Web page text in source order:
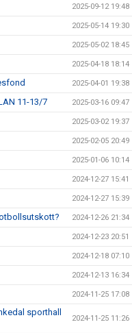
2025-09-12 19:48
2025-05-14 19:30
2025-05-02 18:45
2025-04-18 18:14
2025-04-01 19:38
11-13/7 2025-03-16 09:47
2025-03-02 19:37
2025-02-05 20:49
2025-01-06 10:14
2024-12-27 15:41
2024-12-27 15:39
2024-12-26 21:34
2024-12-23 20:51
2024-12-18 07:10
2024-12-13 16:34
2024-11-25 17:08
sporthall
2024-11-25 11:26